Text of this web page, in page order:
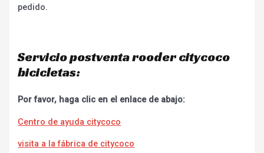
pedido.
Servicio postventa rooder citycoco
bicicletas:
Por favor, haga clic en el enlace de abajo:
Centro de ayuda citycoco
visita a la fábrica de citycoco